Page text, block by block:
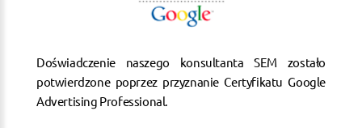
Doświadczenie naszego konsultanta SEM zostało
potwierdzone poprzez przyznanie Certyfikatu Google
Advertising Professional.